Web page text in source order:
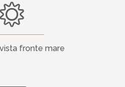
fronte mare